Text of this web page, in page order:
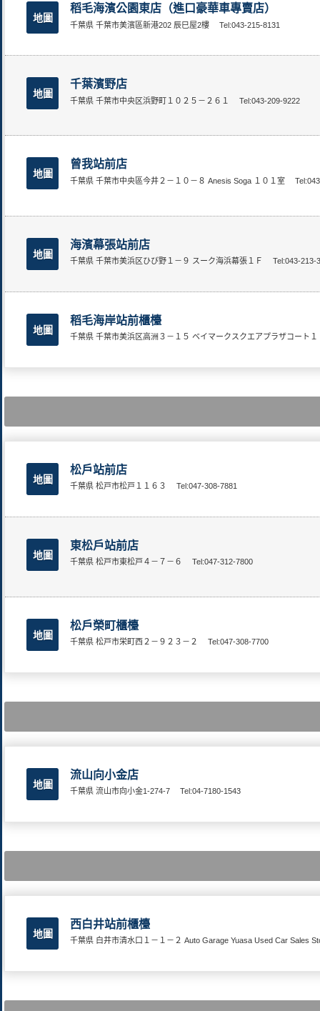
地圖
稻毛海濱公園東店（進口豪華車專賣店）
千葉県 千葉市美濱區新港202 辰巳屋2樓 Tel:043-215-8131
地圖
千葉濱野店
千葉県 千葉市中央区浜野町１０２５－２６１ Tel:043-209-9222
地圖
曾我站前店
千葉県 千葉市中央區今井２－１０－８ Anesis Soga １０１室
地圖
海濱幕張站前店
千葉県 千葉市美浜区ひび野１－９ スーク海浜幕張１Ｆ Tel:043-213-
地圖
稻毛海岸站前櫃檯
千葉県 千葉市美浜区高洲３－１５ ベイマークスクエアプラザコート
地圖
松戶站前店
千葉県 松戸市松戸１１６３ Tel:047-308-7881
地圖
東松戶站前店
千葉県 松戸市東松戸４－７－６ Tel:047-312-7800
地圖
松戶榮町櫃檯
千葉県 松戸市栄町西２－９２３－２ Tel:047-308-7700
地圖
流山向小金店
千葉県 流山市向小金1-274-7 Tel:04-7180-1543
地圖
西白井站前櫃檯
千葉県 白井市清水口１－１－２ Auto Garage Yuasa Used Car Sales